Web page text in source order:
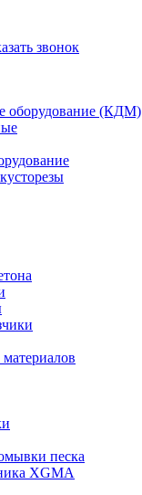
звонок
оборудование (КДМ)
песка
XGMA